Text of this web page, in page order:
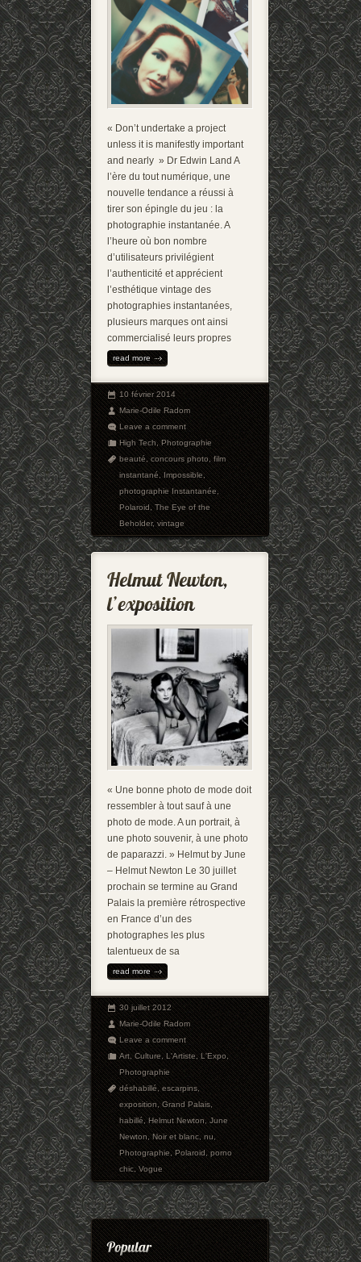
« Don’t undertake a project
unless it is manifestly important
and nearly » Dr Edwin Land A
l’ère du tout numérique, une
nouvelle tendance a réussi à
tirer son épingle du jeu : la
photographie instantanée. A
l’heure où bon nombre
d’utilisateurs privilégient
l’authenticité et apprécient
l’esthétique vintage des
photographies instantanées,
plusieurs marques ont ainsi
commercialisé leurs propres
read more
10 février 2014
Marie-Odile Radom
Leave a comment
High Tech,Photographie
beauté,concours photo,film
instantané,Impossible,
photographie Instantanée,
Polaroid,The Eye of the
Beholder,vintage
« Une bonne photo de mode doit
ressembler à tout sauf à une
photo de mode. A un portrait, à
une photo souvenir, à une photo
de paparazzi. » Helmut by June
– Helmut Newton Le 30 juillet
prochain se termine au Grand
Palais la première rétrospective
en France d’un des
photographes les plus
talentueux de sa
read more
30 juillet 2012
Marie-Odile Radom
Leave a comment
Art,Culture,L'Artiste,L'Expo,
Photographie
déshabillé,escarpins,
exposition,Grand Palais,
habillé,Helmut Newton,June
Newton,Noir et blanc,nu,
Photographie,Polaroid,porno
chic,Vogue